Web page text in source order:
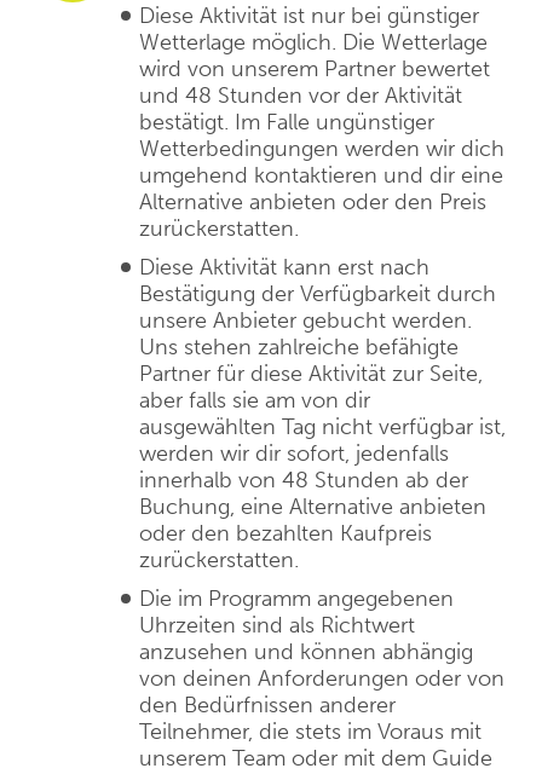
Diese Aktivität ist nur bei günstiger
Wetterlage möglich. Die Wetterlage
wird von unserem Partner bewertet
und 48 Stunden vor der Aktivität
bestätigt. Im Falle ungünstiger
Wetterbedingungen werden wir dich
umgehend kontaktieren und dir eine
Alternative anbieten oder den Preis
zurückerstatten.
Diese Aktivität kann erst nach
Bestätigung der Verfügbarkeit durch
unsere Anbieter gebucht werden.
Uns stehen zahlreiche befähigte
Partner für diese Aktivität zur Seite,
aber falls sie am von dir
ausgewählten Tag nicht verfügbar ist,
werden wir dir sofort, jedenfalls
innerhalb von 48 Stunden ab der
Buchung, eine Alternative anbieten
oder den bezahlten Kaufpreis
zurückerstatten.
Die im Programm angegebenen
Uhrzeiten sind als Richtwert
anzusehen und können abhängig
von deinen Anforderungen oder von
den Bedürfnissen anderer
Teilnehmer, die stets im Voraus mit
unserem Team oder mit dem Guide